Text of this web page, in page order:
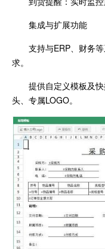
集成与扩展功能
支持与ERP、财务
求。
提供自定义模板及
头、专属LOGO。